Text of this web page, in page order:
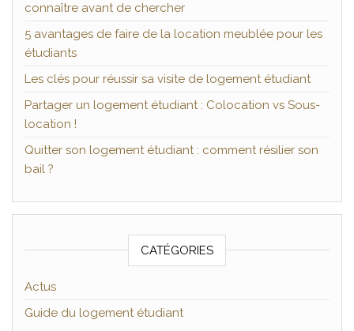
connaître avant de chercher
5 avantages de faire de la location meublée pour les
étudiants
Les clés pour réussir sa visite de logement étudiant
Partager un logement étudiant : Colocation vs Sous-
location !
Quitter son logement étudiant : comment résilier son
bail ?
CATÉGORIES
Actus
Guide du logement étudiant